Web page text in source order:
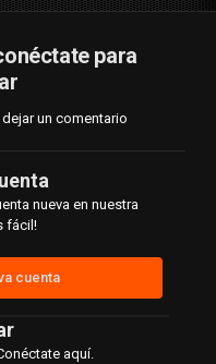
para
un comentario
nueva en nuestra
fácil!
cuenta
aquí.